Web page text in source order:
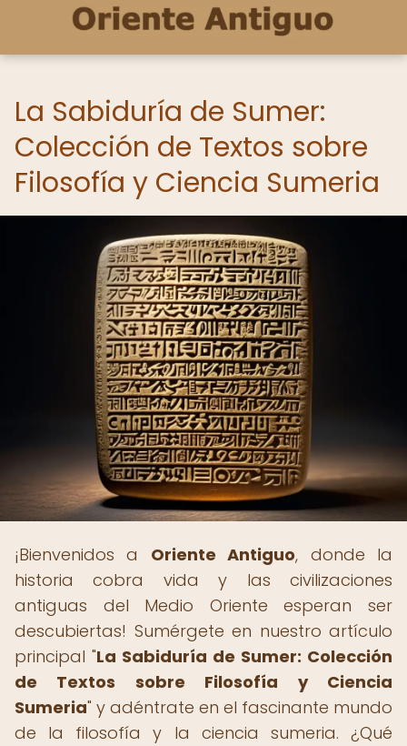
La Sabiduría de Sumer:
Colección de Textos sobre
Filosofía y Ciencia Sumeria
¡Bienvenidos a Oriente Antiguo, donde la
historia cobra vida y las civilizaciones
antiguas del Medio Oriente esperan ser
descubiertas! Sumérgete en nuestro artículo
principal "La Sabiduría de Sumer: Colección
de Textos sobre Filosofía y Ciencia
Sumeria" y adéntrate en el fascinante mundo
de la filosofía y la ciencia sumeria. ¿Qué